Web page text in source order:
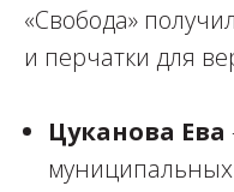
«Свобода»
и перчатки для
Цуканова Ева